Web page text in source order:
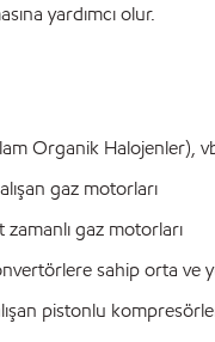
yardımcı olur.
Organik Halojenler),
gaz motorları
gaz motorları
sahip orta ve
pistonlu